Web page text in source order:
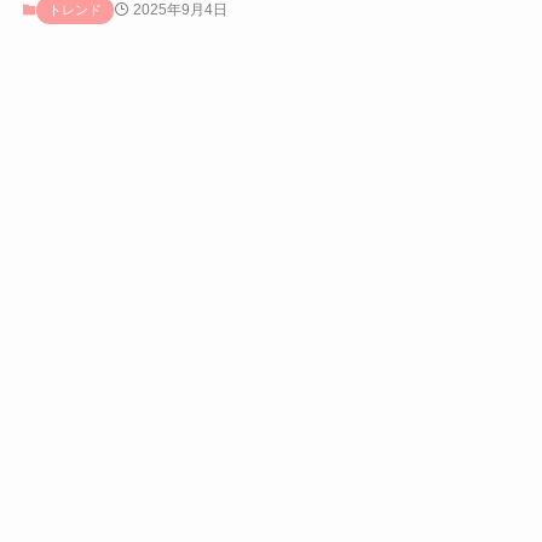
トレンド 2025年9月4日